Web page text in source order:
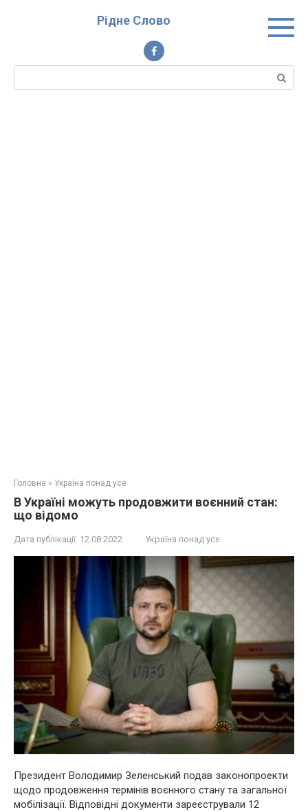
Рідне Слово
Пошук:
Головна » Україна понад усе
В Україні можуть продовжити воєнний стан:
що відомо
Дата публікації: 12.08.2022 Україна понад усе
Президент Володимир Зеленський подав законопроекти
щодо продовження термінів воєнного стану та загальної
мобілізації. Відповідні документи зареєстрували 12